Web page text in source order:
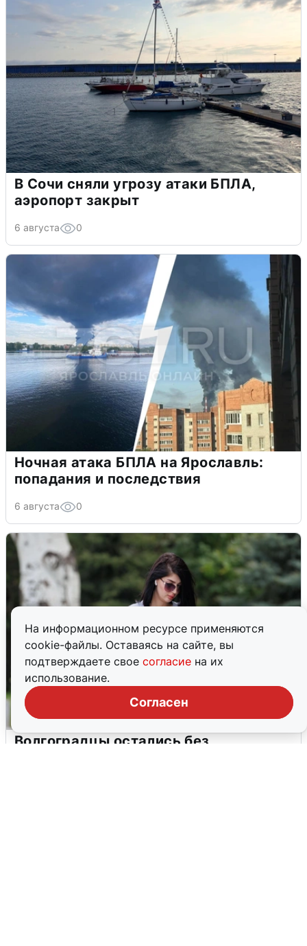
На информационном ресурсе применяются
cookie-файлы. Оставаясь на сайте, вы
подтверждаете свое согласие на их
использование.
Согласен
В Сочи сняли угрозу атаки БПЛА,
аэропорт закрыт
6 августа 0
Ночная атака БПЛА на Ярославль:
попадания и последствия
6 августа 0
Волгоградцы остались без